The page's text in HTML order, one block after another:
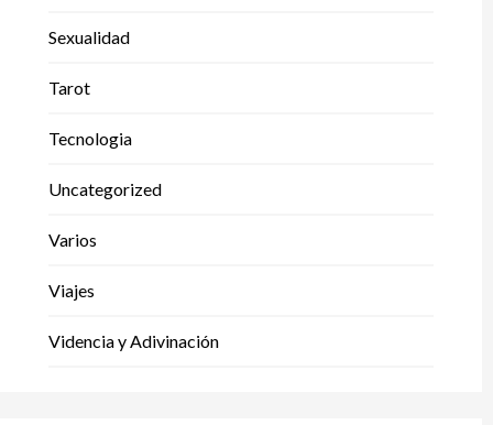
Sexualidad
Tarot
Tecnologia
Uncategorized
Varios
Viajes
Videncia y Adivinación